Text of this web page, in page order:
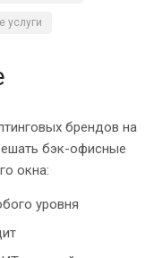
услуги
брендов на
бэк-офисные
окна:
уровня